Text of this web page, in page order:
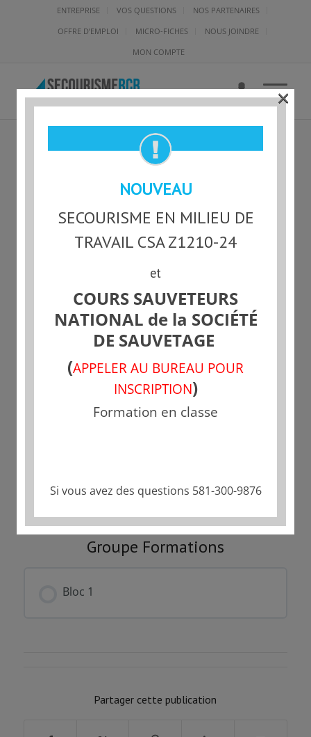
ENTREPRISE VOS QUESTIONS
NOS PARTENAIRES
OFFRE D’EMPLOI
MICRO-FICHES
NOUS JOINDRE
MON COMPTE
RCR-L-100389 – RUBEN
KARAIAN
Statut actuel
NON-INSCRIT
Fermé
Groupe Formations
Bloc 1
Partager cette publication
NOUVEAU
SECOURISME EN MILIEU DE
TRAVAIL CSA Z1210-24
et
COURS SAUVETEURS
NATIONAL de la SOCIÉTÉ
DE SAUVETAGE
(APPELER AU BUREAU POUR
INSCRIPTION)
Formation en classe
Si vous avez des questions 581-300-9876
×